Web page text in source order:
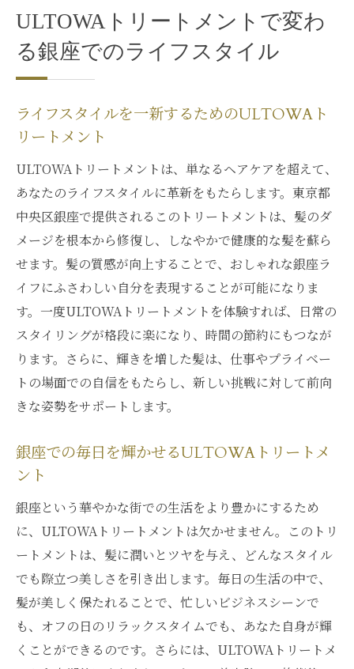
ULTOWAトリートメントで変わ
る銀座でのライフスタイル
ライフスタイルを一新するためのULTOWAト
リートメント
ULTOWAトリートメントは、単なるヘアケアを超えて、
あなたのライフスタイルに革新をもたらします。東京都
中央区銀座で提供されるこのトリートメントは、髪のダ
メージを根本から修復し、しなやかで健康的な髪を蘇ら
せます。髪の質感が向上することで、おしゃれな銀座ラ
イフにふさわしい自分を表現することが可能になりま
す。一度ULTOWAトリートメントを体験すれば、日常の
スタイリングが格段に楽になり、時間の節約にもつなが
ります。さらに、輝きを増した髪は、仕事やプライベー
トの場面での自信をもたらし、新しい挑戦に対して前向
きな姿勢をサポートします。
銀座での毎日を輝かせるULTOWAトリートメ
ント
銀座という華やかな街での生活をより豊かにするため
に、ULTOWAトリートメントは欠かせません。このトリ
ートメントは、髪に潤いとツヤを与え、どんなスタイル
でも際立つ美しさを引き出します。毎日の生活の中で、
髪が美しく保たれることで、忙しいビジネスシーンで
も、オフの日のリラックスタイムでも、あなた自身が輝
くことができるのです。さらには、ULTOWAトリートメ